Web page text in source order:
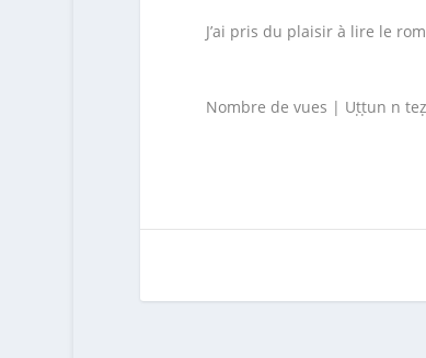
J’ai pris du plaisir à lire le
Nombre de vues | Uṭṭun n